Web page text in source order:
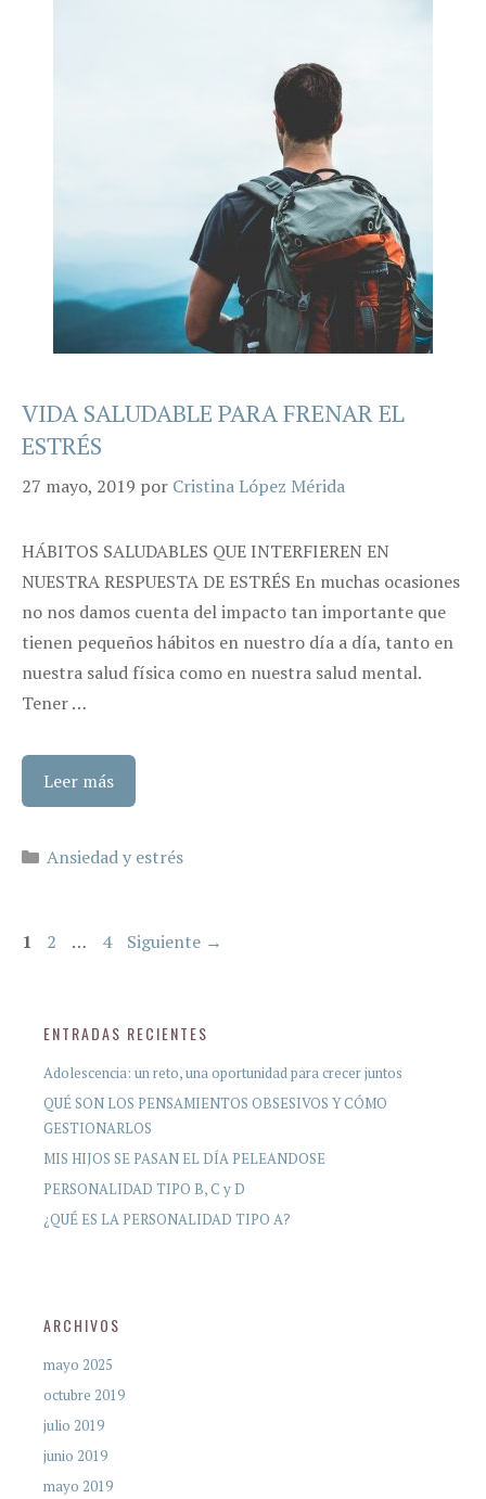
VIDA SALUDABLE PARA FRENAR EL
ESTRÉS
27 mayo, 2019 por Cristina López Mérida
HÁBITOS SALUDABLES QUE INTERFIEREN EN
NUESTRA RESPUESTA DE ESTRÉS En muchas ocasiones
no nos damos cuenta del impacto tan importante que
tienen pequeños hábitos en nuestro día a día, tanto en
nuestra salud física como en nuestra salud mental.
Tener …
Leer más
Categorías
Ansiedad y estrés
Página
1 Página
2 … Página
4 Siguiente →
ENTRADAS RECIENTES
Adolescencia: un reto, una oportunidad para crecer juntos
QUÉ SON LOS PENSAMIENTOS OBSESIVOS Y CÓMO
GESTIONARLOS
MIS HIJOS SE PASAN EL DÍA PELEANDOSE
PERSONALIDAD TIPO B, C y D
¿QUÉ ES LA PERSONALIDAD TIPO A?
ARCHIVOS
mayo 2025
octubre 2019
julio 2019
junio 2019
mayo 2019